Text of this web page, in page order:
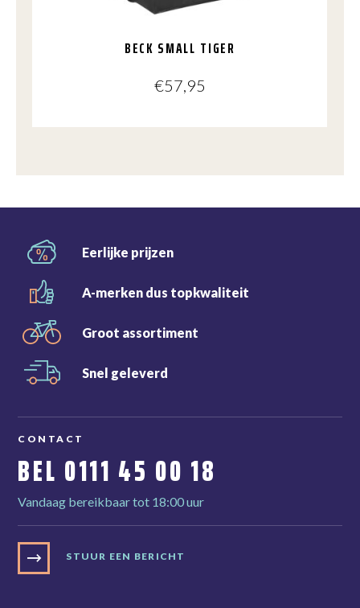
BECK SMALL TIGER
€57,95
Eerlijke prijzen
A-merken dus topkwaliteit
Groot assortiment
Snel geleverd
CONTACT
BEL 0111 45 00 18
Vandaag bereikbaar tot 18:00 uur
STUUR EEN BERICHT